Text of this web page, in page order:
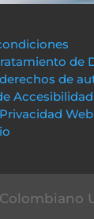
de
de
Accesibilidad
Web